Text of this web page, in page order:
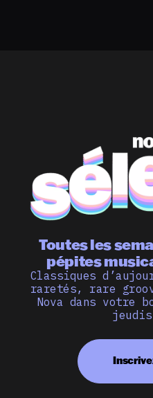
Toutes les
pépites
Classiques
raretés, rare
Nova dans votre